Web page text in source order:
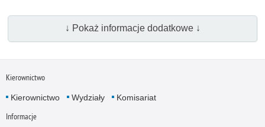
↓ Pokaż informacje dodatkowe ↓
Kierownictwo
Kierownictwo Wydziały Komisariat
Informacje